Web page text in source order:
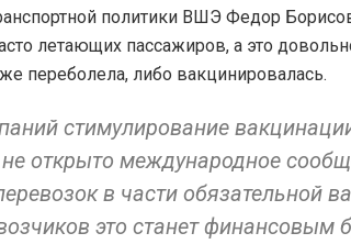
политики ВШЭ Федор
летающих пассажиров, а это
переболела, либо вакцинировалась.
стимулирование
открыто международное
в части обязательной
это станет финансовым